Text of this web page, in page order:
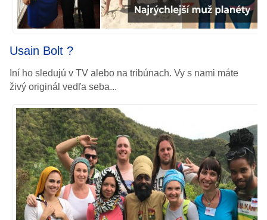
Usain Bolt ?
Iní ho sledujú v TV alebo na tribúnach.Vy s nami máte
živý originál vedľa seba...